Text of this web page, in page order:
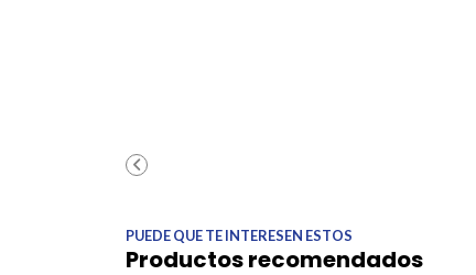
PUEDE QUE TE INTERESEN ESTOS
Productos recomendados